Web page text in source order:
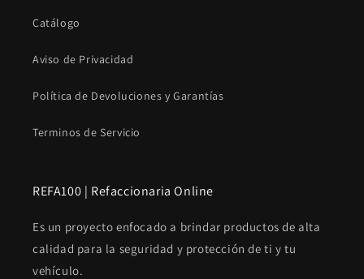
Catálogo
Aviso de Privacidad
Política de Devoluciones y Garantías
Terminos de Servicio
REFA100 | Refaccionaria Online
Es un proyecto enfocado a brindar productos de alta
calidad para la seguridad y protección de ti y tu
vehículo.